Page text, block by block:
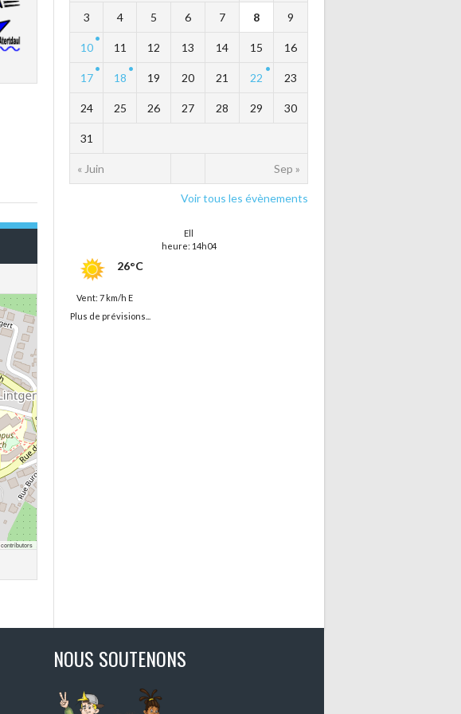
contributors
« Juin Sep »
3 4 5 6 7 8 9
10 11 12 13 14 15 16
17 18 19 20 21 22 23
24 25 26 27 28 29 30
31
Voir tous les évènements
Ell
heure: 14h04
26°C
Vent: 7 km/h E
Plus de prévisions...
NOUS SOUTENONS